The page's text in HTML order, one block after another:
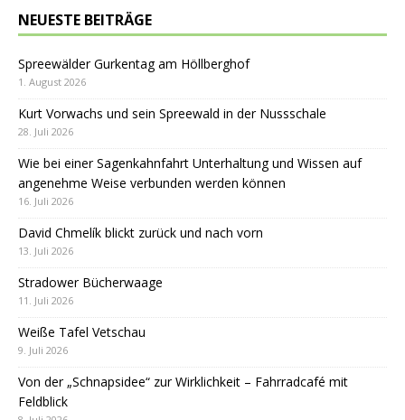
NEUESTE BEITRÄGE
Spreewälder Gurkentag am Höllberghof
1. August 2026
Kurt Vorwachs und sein Spreewald in der Nussschale
28. Juli 2026
Wie bei einer Sagenkahnfahrt Unterhaltung und Wissen auf
angenehme Weise verbunden werden können
16. Juli 2026
David Chmelík blickt zurück und nach vorn
13. Juli 2026
Stradower Bücherwaage
11. Juli 2026
Weiße Tafel Vetschau
9. Juli 2026
Von der „Schnapsidee“ zur Wirklichkeit – Fahrradcafé mit
Feldblick